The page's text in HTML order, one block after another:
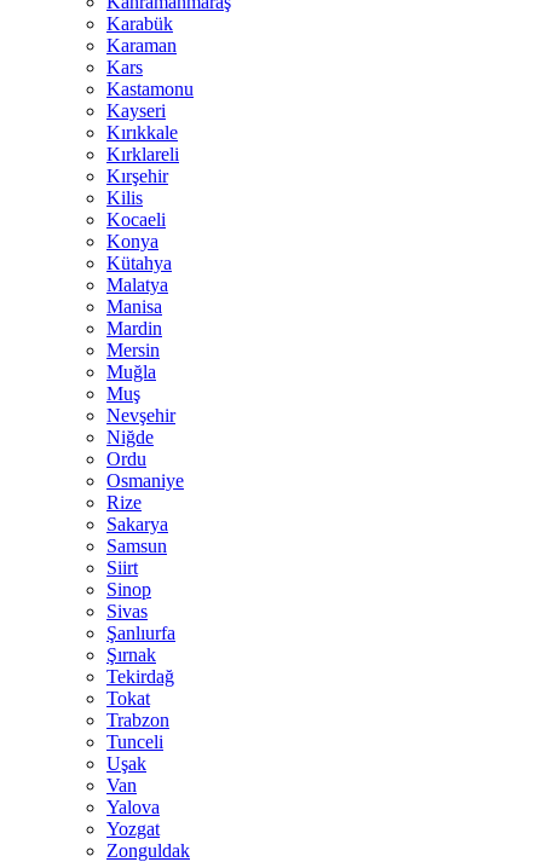
Karabük
Karaman
Kars
Kastamonu
Kayseri
Kırıkkale
Kırklareli
Kırşehir
Kilis
Kocaeli
Konya
Kütahya
Malatya
Manisa
Mardin
Mersin
Muğla
Muş
Nevşehir
Niğde
Ordu
Osmaniye
Rize
Sakarya
Samsun
Siirt
Sinop
Sivas
Şanlıurfa
Şırnak
Tekirdağ
Tokat
Trabzon
Tunceli
Uşak
Van
Yalova
Yozgat
Zonguldak